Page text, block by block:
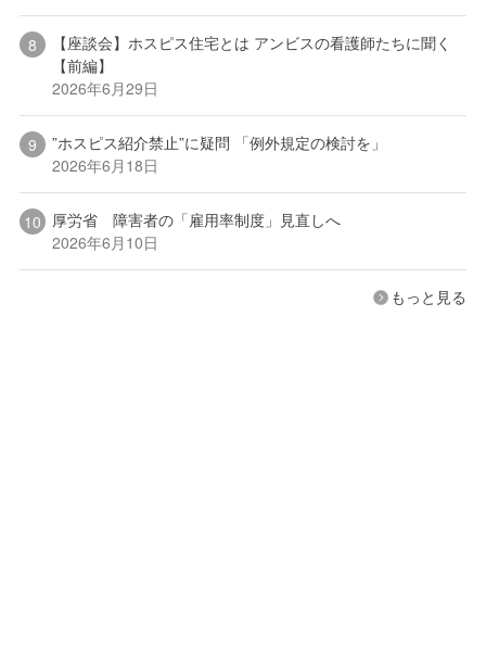
【座談会】ホスピス住宅とは アンビスの看護師たちに聞く
【前編】
2026年6月29日
”ホスピス紹介禁止”に疑問 「例外規定の検討を」
2026年6月18日
厚労省 障害者の「雇用率制度」見直しへ
2026年6月10日
もっと見る